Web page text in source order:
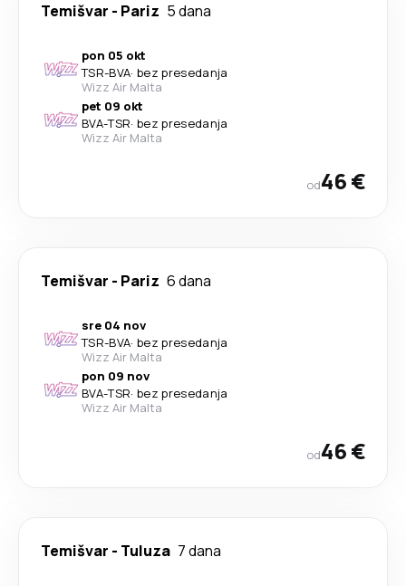
Temišvar - Pariz 5 dana
pon 05 okt
TSR-BVA· bez presedanja
Wizz Air Malta
pet 09 okt
BVA-TSR· bez presedanja
Wizz Air Malta
od46 €
Temišvar - Pariz 6 dana
sre 04 nov
TSR-BVA· bez presedanja
Wizz Air Malta
pon 09 nov
BVA-TSR· bez presedanja
Wizz Air Malta
od46 €
Temišvar - Tuluza 7 dana